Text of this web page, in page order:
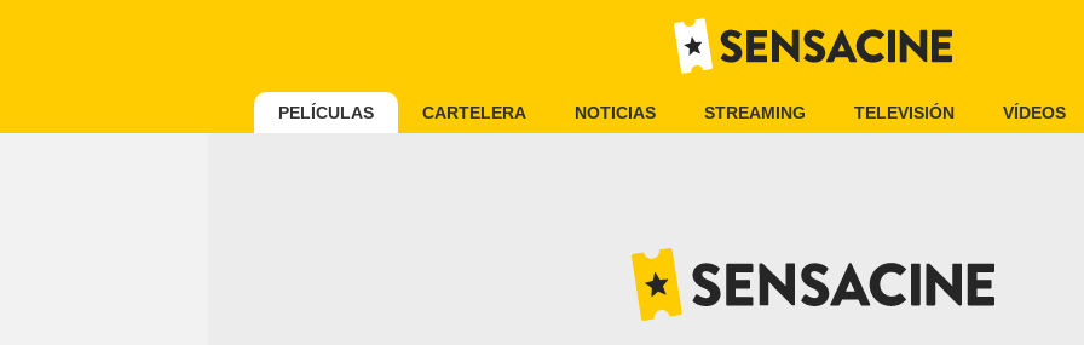
PELÍCULAS CARTELERA NOTICIAS STREAMING TELEVISIÓN VÍDEOS